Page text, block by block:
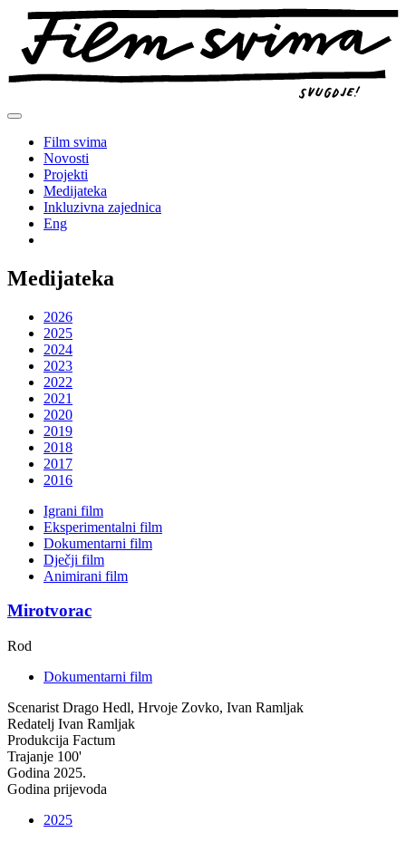
Preskoči
sadržaj
Film svima
Novosti
Projekti
Medijateka
Inkluzivna zajednica
Eng
Medijateka
2026
2025
2024
2023
2022
2021
2020
2019
2018
2017
2016
Igrani film
Eksperimentalni film
Dokumentarni film
Dječji film
Animirani film
Mirotvorac
Rod
Dokumentarni film
Scenarist Drago Hedl, Hrvoje Zovko, Ivan Ramljak
Redatelj Ivan Ramljak
Produkcija Factum
Trajanje 100'
Godina 2025.
Godina prijevoda
2025